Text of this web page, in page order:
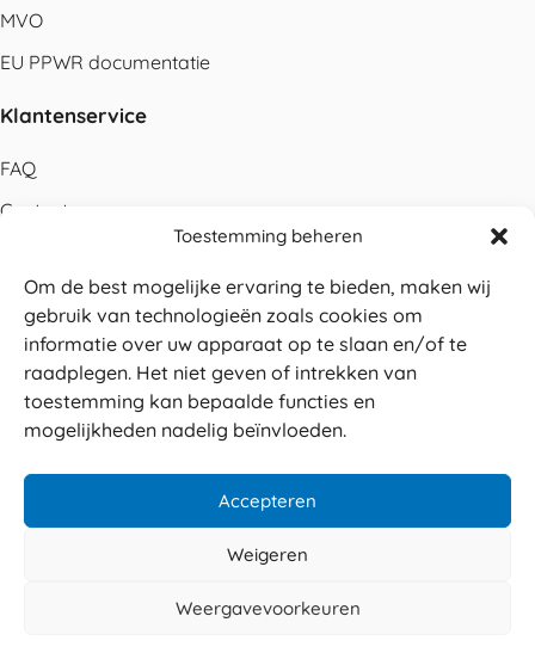
Toestemming beheren
Om de best mogelijke ervaring te bieden, maken wij
gebruik van technologieën zoals cookies om
informatie over uw apparaat op te slaan en/of te
raadplegen. Het niet geven of intrekken van
toestemming kan bepaalde functies en
mogelijkheden nadelig beïnvloeden.
Accepteren
Weigeren
Weergavevoorkeuren
MVO
EU PPWR documentatie
Klantenservice
FAQ
Contact
Betalen
Levering
Retouren
Service en garantie
Veilig betalen
© 2026 Sabé Verpakkingen